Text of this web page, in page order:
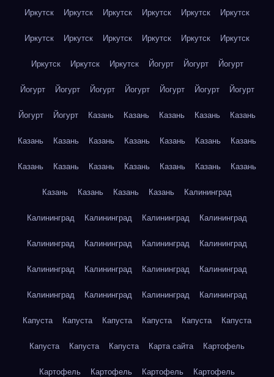
Иркутск Иркутск Иркутск Иркутск Иркутск Иркутск
Иркутск Иркутск Иркутск Иркутск Иркутск Иркутск
Иркутск Иркутск Иркутск Йогурт Йогурт Йогурт
Йогурт Йогурт Йогурт Йогурт Йогурт Йогурт Йогурт
Йогурт Йогурт Казань Казань Казань Казань Казань
Казань Казань Казань Казань Казань Казань Казань
Казань Казань Казань Казань Казань Казань Казань
Казань Казань Казань Казань Калининград
Калининград Калининград Калининград Калининград
Калининград Калининград Калининград Калининград
Калининград Калининград Калининград Калининград
Калининград Калининград Калининград Калининград
Капуста Капуста Капуста Капуста Капуста Капуста
Капуста Капуста Капуста Карта сайта Картофель
Картофель Картофель Картофель Картофель